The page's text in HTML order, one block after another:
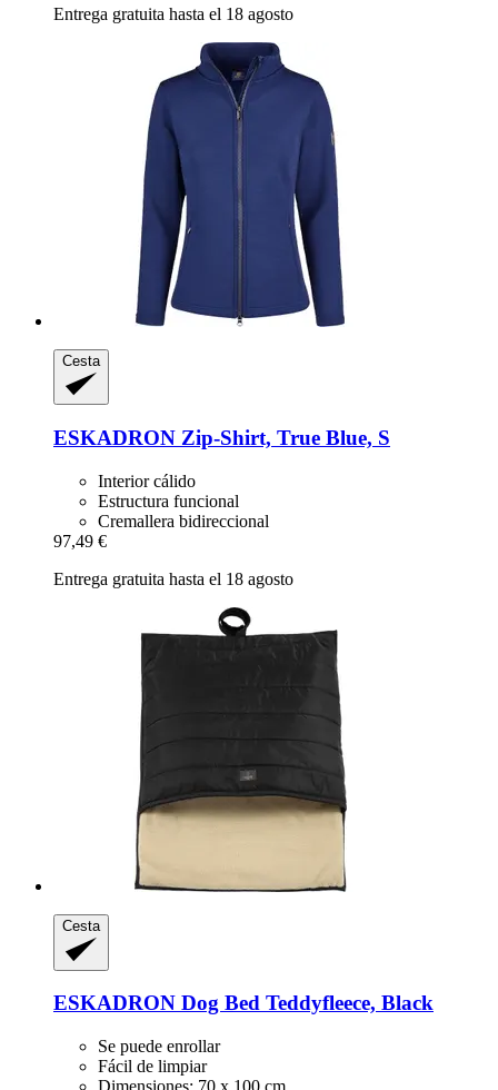
Entrega gratuita hasta el 18 agosto
Cesta
ESKADRON Zip-​Shirt, True Blue, S
Interior cálido
Estructura funcional
Cremallera bidireccional
97,49 €
Entrega gratuita hasta el 18 agosto
Cesta
ESKADRON Dog Bed Teddyfleece, Black
Se puede enrollar
Fácil de limpiar
Dimensiones: 70 x 100 cm